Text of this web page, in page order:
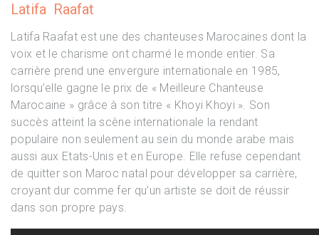
Latifa Raafat
Latifa Raafat est une des chanteuses Marocaines dont la
voix et le charisme ont charmé le monde entier. Sa
carrière prend une envergure internationale en 1985,
lorsqu’elle gagne le prix de « Meilleure Chanteuse
Marocaine » grâce à son titre « Khoyi Khoyi ». Son
succès atteint la scène internationale la rendant
populaire non seulement au sein du monde arabe mais
aussi aux Etats-Unis et en Europe. Elle refuse cependant
de quitter son Maroc natal pour développer sa carrière,
croyant dur comme fer qu’un artiste se doit de réussir
dans son propre pays.